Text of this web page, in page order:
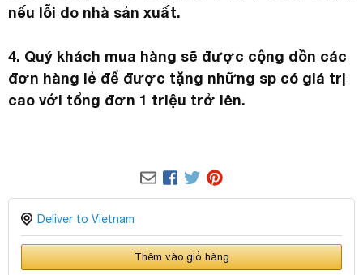
nếu lỗi do nhà sản xuất.
4. Quý khách mua hàng sẽ được cộng dồn các
đơn hàng lẻ để được tặng những sp có giá trị
cao với tổng đơn 1 triệu trở lên.
Deliver to Vietnam
Thêm vào giỏ hàng